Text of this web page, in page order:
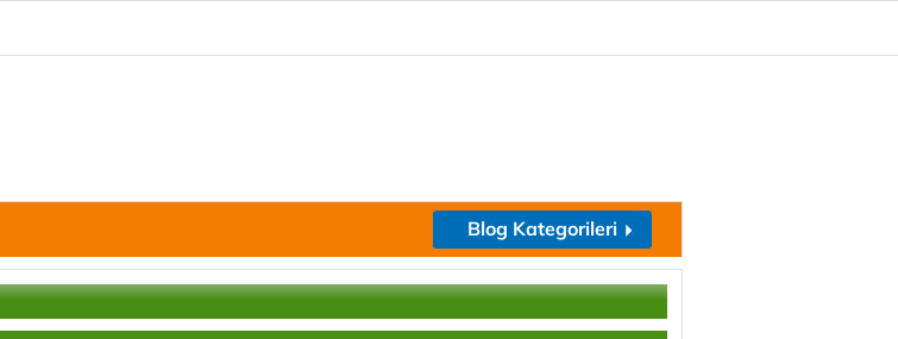
Blog Kategorileri